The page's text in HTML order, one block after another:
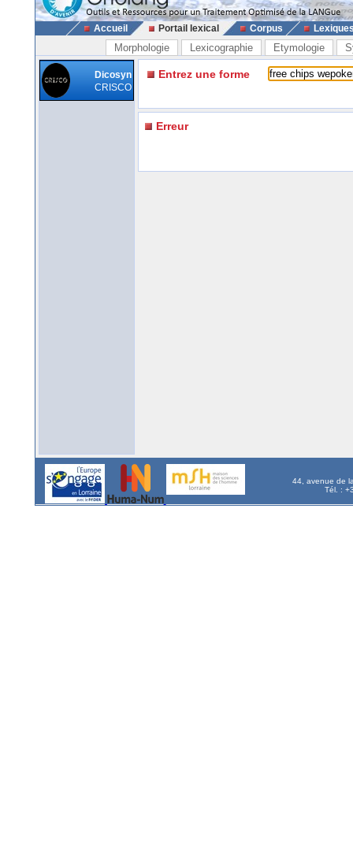
Accueil Portail lexical Corpus
Morphologie Lexicographie Etymologie
Dicosyn
CRISCO
Entrez une forme
Erreur
44, avenue de
Tél. :